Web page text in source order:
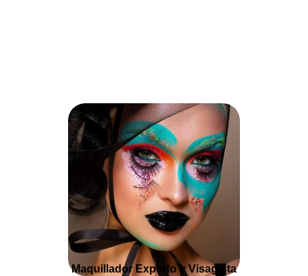
Maquillador Experto y Visagista